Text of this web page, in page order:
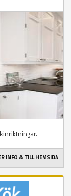
INFO & TILL HEMSIDA